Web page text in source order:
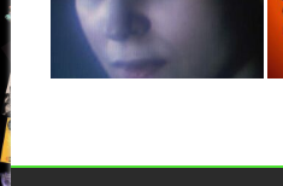
sujet le plus sexy...